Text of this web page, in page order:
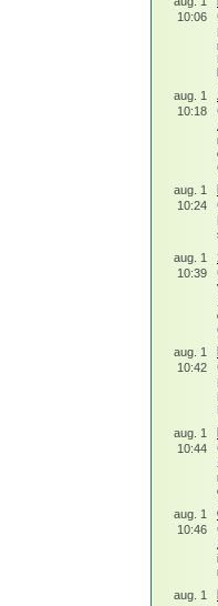
10:06
aug. 1
10:18
aug. 1
10:24
aug. 1
10:39
aug. 1
10:42
aug. 1
10:44
aug. 1
10:46
aug. 1